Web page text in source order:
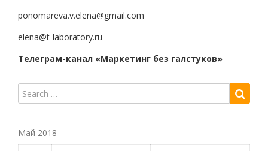
ponomareva.v.elena@gmail.com
elena@t-laboratory.ru
Телеграм-канал «Маркетинг без галстуков»
Май 2018